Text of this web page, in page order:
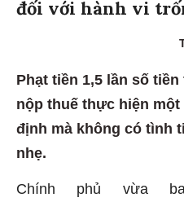
đối với hành vi
Phạt tiền 1,5 lần số
nộp thuế thực hiện
định mà không có tình
nhẹ.
Chính phủ vừa